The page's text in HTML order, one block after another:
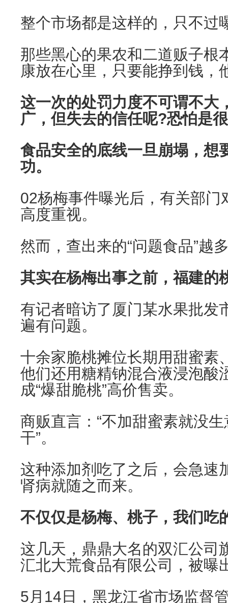
整个市场都是这样的，只不过
那些黑心的果农和二道贩子根
康放在心里，只要能挣到钱，
这一次的处罚力度不可谓不大
广，但失去的信任呢?恐怕是
食品安全的底线一旦崩塌，想
功。
02杨梅事件曝光后，有关部门
高度重视。
然而，查出来的“问题食品”越
其实在杨梅出事之前，福建的
有记者暗访了厦门某水果批发
遍有问题。
十余家脆桃摊位长期用甜蜜素
他们还用糖精钠混合液浸泡酸
成“爆甜脆桃”高价售卖。
商贩直言：“不加甜蜜素就没
干”。
这种添加剂吃了之后，会急速
肾病就随之而来。
不仅仅是杨梅、桃子，我们吃
这几天，鼎鼎大名的双汇公
汇北大荒食品有限公司，被曝
5月14日，黑龙江省市场监督